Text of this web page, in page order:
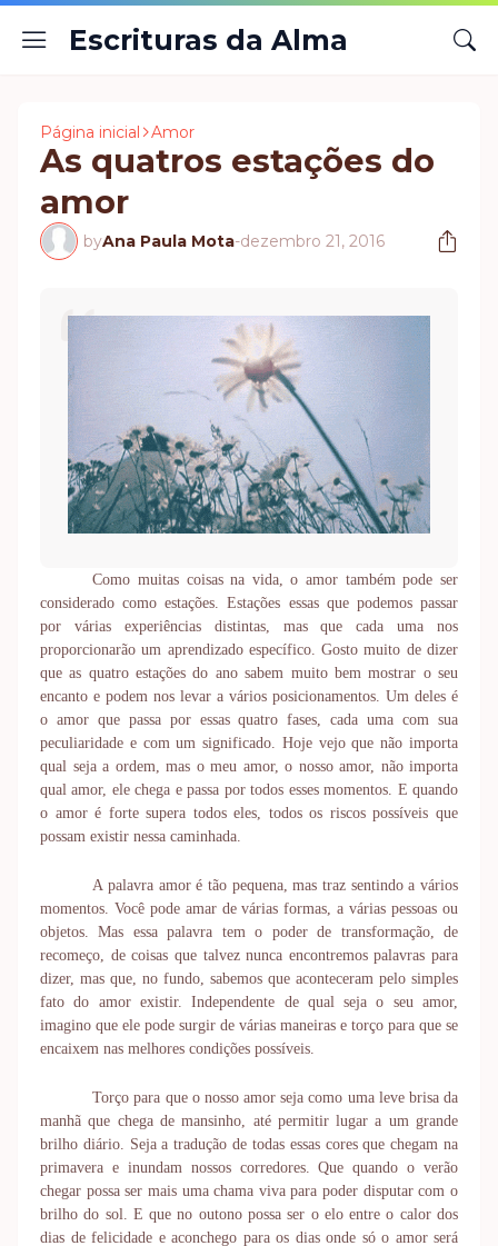
Escrituras da Alma
Página inicial Amor
As quatros estações do
amor
byAna Paula Mota-dezembro 21, 2016
Como muitas coisas na vida, o amor também pode ser
considerado como estações. Estações essas que podemos passar
por várias experiências distintas, mas que cada uma nos
proporcionarão um aprendizado específico. Gosto muito de dizer
que as quatro estações do ano sabem muito bem mostrar o seu
encanto e podem nos levar a vários posicionamentos. Um deles é
o amor que passa por essas quatro fases, cada uma com sua
peculiaridade e com um significado. Hoje vejo que não importa
qual seja a ordem, mas o meu amor, o nosso amor, não importa
qual amor, ele chega e passa por todos esses momentos. E quando
o amor é forte supera todos eles, todos os riscos possíveis que
possam existir nessa caminhada.
A palavra amor é tão pequena, mas traz sentindo a vários
momentos. Você pode amar de várias formas, a várias pessoas ou
objetos. Mas essa palavra tem o poder de transformação, de
recomeço, de coisas que talvez nunca encontremos palavras para
dizer, mas que, no fundo, sabemos que aconteceram pelo simples
fato do amor existir. Independente de qual seja o seu amor,
imagino que ele pode surgir de várias maneiras e torço para que se
encaixem nas melhores condições possíveis.
Torço para que o nosso amor seja como uma leve brisa da
manhã que chega de mansinho, até permitir lugar a um grande
brilho diário. Seja a tradução de todas essas cores que chegam na
primavera e inundam nossos corredores. Que quando o verão
chegar possa ser mais uma chama viva para poder disputar com o
brilho do sol. E que no outono possa ser o elo entre o calor dos
dias de felicidade e aconchego para os dias onde só o amor será